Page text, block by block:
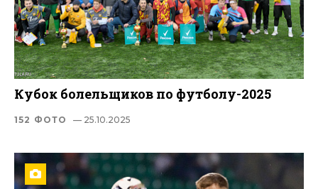
Кубок болельщиков по футболу-2025
152 ФОТО — 25.10.2025